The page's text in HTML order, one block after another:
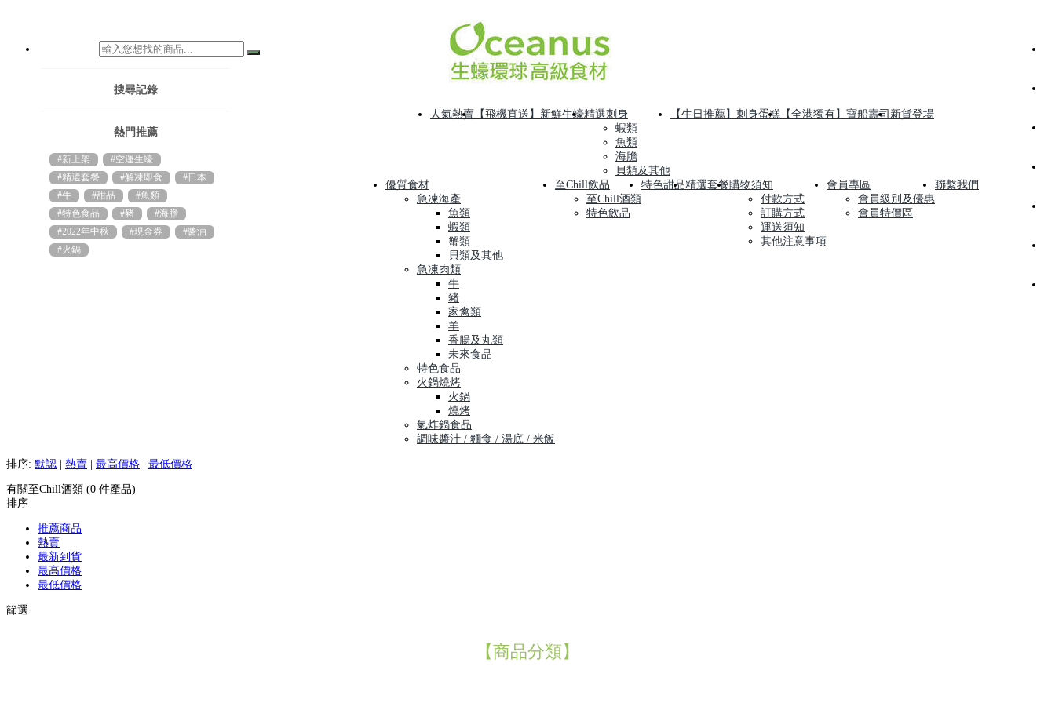
搜尋記錄
熱門推薦
#新上架
#空運生蠔
#精選套餐
#解凍即食
#日本
#牛
#甜品
#魚類
#特色食品
#豬
#海膽
#2022年中秋
#現金券
#醬油
#火鍋
人氣熱賣 【飛機直送】新鮮生蠔精選刺身
蝦類
魚類
海膽
貝類及其他
【生日推薦】刺身蛋糕 【全港獨有】寶船壽司 新貨登場
優質食材
急凍海產
魚類
蝦類
蟹類
貝類及其他
急凍肉類
牛
豬
家禽類
羊
香腸及丸類
未來食品
特色食品
火鍋燒烤
火鍋
燒烤
氣炸鍋食品
調味醬汁 / 麵食 / 湯底 / 米飯
至Chill飲品
至Chill酒類
特色飲品
特色甜品精選套餐購物須知
付款方式
訂購方式
運送須知
其他注意事項
會員專區
會員級別及優惠
會員特價區
聯繫我們
排序: 默認 熱賣 最高價格 最低價格
有關至Chill酒類 (0 件產品)
排序
推薦商品
熱賣
最新到貨
最高價格
最低價格
篩選
【商品分類】